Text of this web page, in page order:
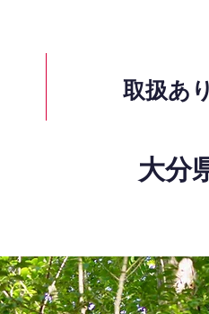
取扱あり
大分